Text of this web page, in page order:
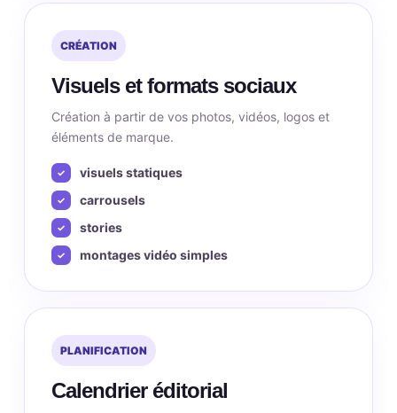
CRÉATION
Visuels et formats sociaux
Création à partir de vos photos, vidéos, logos et
éléments de marque.
visuels statiques
carrousels
stories
montages vidéo simples
PLANIFICATION
Calendrier éditorial